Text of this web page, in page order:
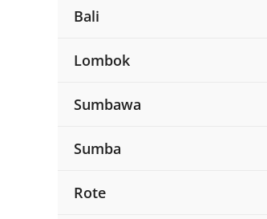
Bali
Lombok
Sumbawa
Sumba
Rote